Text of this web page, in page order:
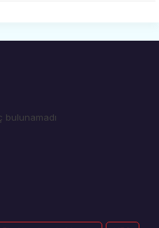
bulunamadı